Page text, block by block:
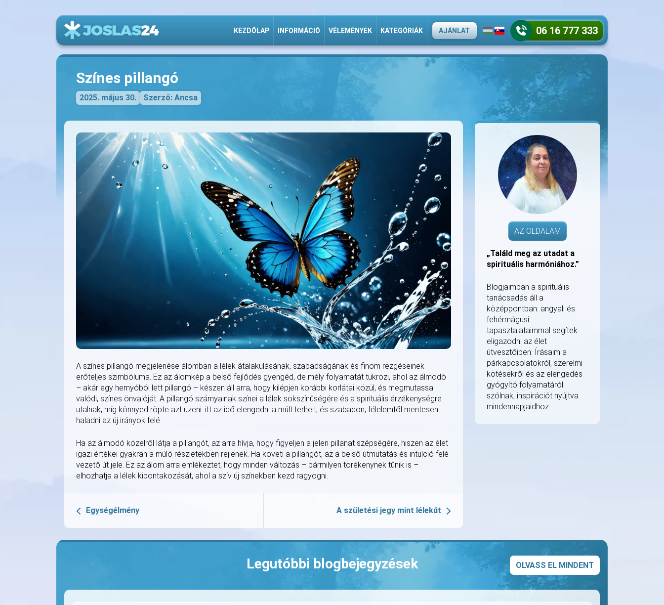
KEZDŐLAP INFORMÁCIÓ VÉLEMÉNYEK KATEGÓRIÁK AJÁNLAT 06 16 777 333
Színes pillangó
2025. május 30. Szerző: Ancsa
A színes pillangó megjelenése álomban a lélek átalakulásának, szabadságának és finom rezgéseinek
erőteljes szimbóluma. Ez az álomkép a belső fejlődés gyengéd, de mély folyamatát tükrözi, ahol az álmodó
– akár egy hernyóból lett pillangó – készen áll arra, hogy kilépjen korábbi korlátai közül, és megmutassa
valódi, színes önvalóját. A pillangó szárnyainak színei a lélek sokszínűségére és a spirituális érzékenységre
utalnak, míg könnyed röpte azt üzeni: itt az idő elengedni a múlt terheit, és szabadon, félelemtől mentesen
haladni az új irányok felé.
Ha az álmodó közelről látja a pillangót, az arra hívja, hogy figyeljen a jelen pillanat szépségére, hiszen az élet
igazi értékei gyakran a múló részletekben rejlenek. Ha követi a pillangót, az a belső útmutatás és intuíció felé
vezető út jele. Ez az álom arra emlékeztet, hogy minden változás – bármilyen törékenynek tűnik is –
elhozhatja a lélek kibontakozását, ahol a szív új színekben kezd ragyogni.
Egységélmény A születési jegy mint lélekút
AZ OLDALAM
„Találd meg az utadat a
spirituális harmóniához.”
Blogjaimban a spirituális
tanácsadás áll a
középpontban: angyali és
fehérmágusi
tapasztalataimmal segítek
eligazodni az élet
útvesztőiben. Írásaim a
párkapcsolatokról, szerelmi
kötésekről és az elengedés
gyógyító folyamatáról
szólnak, inspirációt nyújtva
mindennapjaidhoz.
Legutóbbi blogbejegyzések OLVASS EL MINDENT